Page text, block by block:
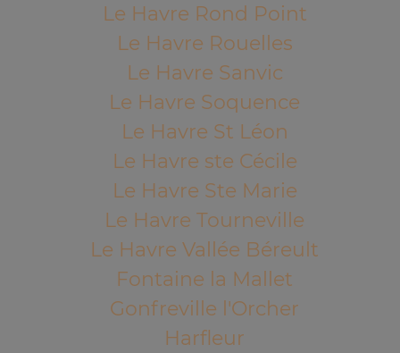
Le Havre Rond Point
Le Havre Rouelles
Le Havre Sanvic
Le Havre Soquence
Le Havre St Léon
Le Havre ste Cécile
Le Havre Ste Marie
Le Havre Tourneville
Le Havre Vallée Béreult
Fontaine la Mallet
Gonfreville l'Orcher
Harfleur